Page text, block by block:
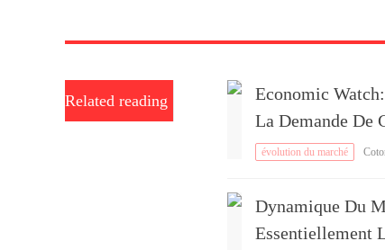
Related reading
Economic
La Demande De
évolution du marché
Dynamique Du
Essentiellement